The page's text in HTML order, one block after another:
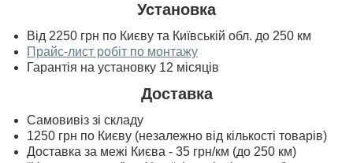
Установка
Від 2250 грн по Києву та Київській обл. до 250 км
Прайс-лист робіт по монтажу
Гарантія на установку 12 місяців
Доставка
Самовивіз зі складу
1250 грн по Києву (незалежно від кількості товарів)
Доставка за межі Києва - 35 грн/км (до 250 км)